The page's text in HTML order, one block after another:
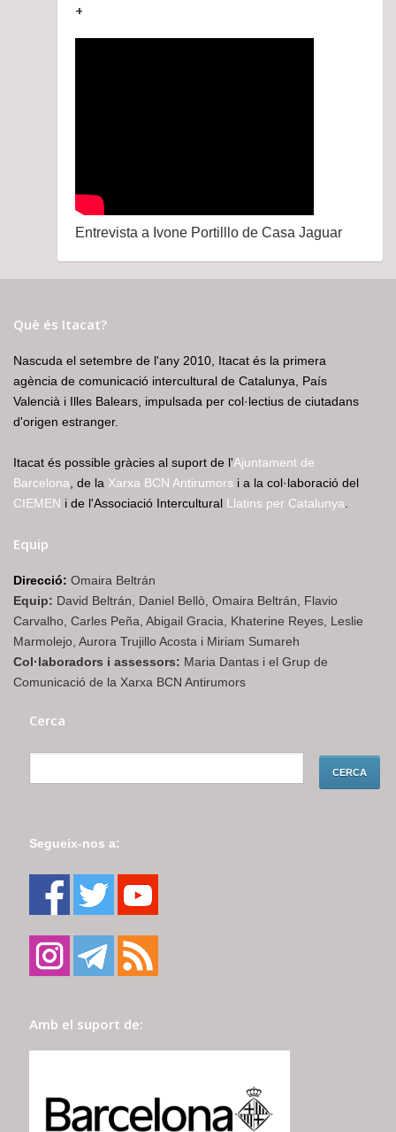
+
Entrevista a Ivone Portilllo de Casa Jaguar
Què és Itacat?
Nascuda el setembre de l'any 2010, Itacat és la primera
agència de comunicació intercultural de Catalunya, País
Valencià i Illes Balears, impulsada per col·lectius de ciutadans
d'origen estranger.
Itacat és possible gràcies al suport de l'Ajuntament de
Barcelona , de la Xarxa BCN Antirumors i a la col·laboració del
CIEMEN i de l'Associació Intercultural Llatins per Catalunya
Equip
Direcció: Omaira Beltrán
Equip: David Beltrán, Daniel Bellò, Omaira Beltrán, Flavio
Carvalho, Carles Peña, Abigail Gracia, Khaterine Reyes, Leslie
Marmolejo, Aurora Trujillo Acosta i Miriam Sumareh
Col·laboradors i assessors: Maria Dantas i el Grup de
Comunicació de la Xarxa BCN Antirumors
Cerca
Segueix-nos a:
Amb el suport de: